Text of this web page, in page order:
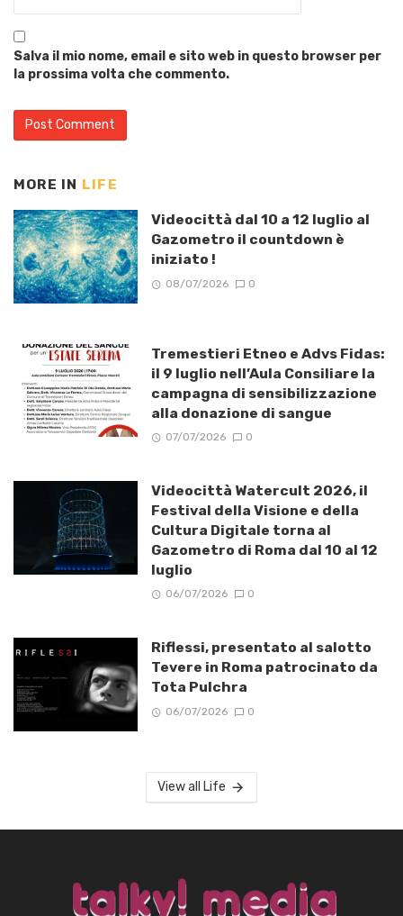
Salva il mio nome, email e sito web in questo browser per
la prossima volta che commento.
MORE IN LIFE
Videocittà dal 10 a 12 luglio al
Gazometro il countdown è
iniziato !
08/07/2026 0
Tremestieri Etneo e Advs Fidas:
il 9 luglio nell’Aula Consiliare la
campagna di sensibilizzazione
alla donazione di sangue
07/07/2026 0
Videocittà Watercult 2026, il
Festival della Visione e della
Cultura Digitale torna al
Gazometro di Roma dal 10 al 12
luglio
06/07/2026 0
Riflessi, presentato al salotto
Tevere in Roma patrocinato da
Tota Pulchra
06/07/2026 0
View all Life